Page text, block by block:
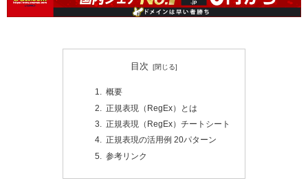
目次
概要
正規表現（RegEx）とは
正規表現（RegEx）チートシート
正規表現の活用例 20パターン
参考リンク